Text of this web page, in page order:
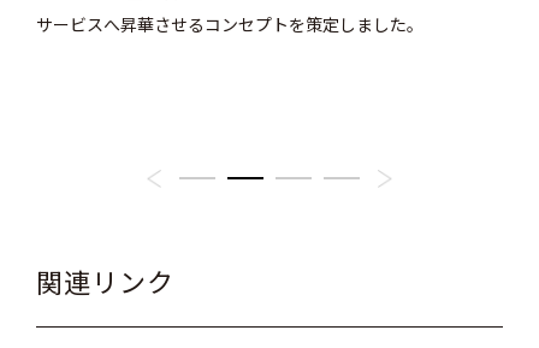
サービスへ昇華させるコンセプトを策定しました。
関連リンク